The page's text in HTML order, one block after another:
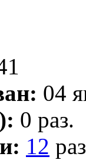
04
0 раз.
12